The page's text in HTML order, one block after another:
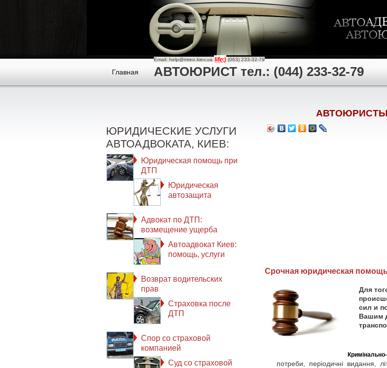
Главная
Email: help@mreo.kiev.ua (063) 233-32-79
АВТОЮРИСТ тел.: (044) 233-32-79
ЮРИДИЧЕСКИЕ УСЛУГИ
АВТОАДВОКАТА, КИЕВ:
Юридическая помощь при
ДТП
Юридическая
автозащита
Адвокат по ДТП:
возмещение ущерба
Автоадвокат Киев:
помощь, услуги
Возврат водительских
прав
Страховка после
ДТП
Спор со страховой
компанией
Суд со страховой
Cрочная юридическая
Для
сил и
Вашим
потреби, періодичні видання,